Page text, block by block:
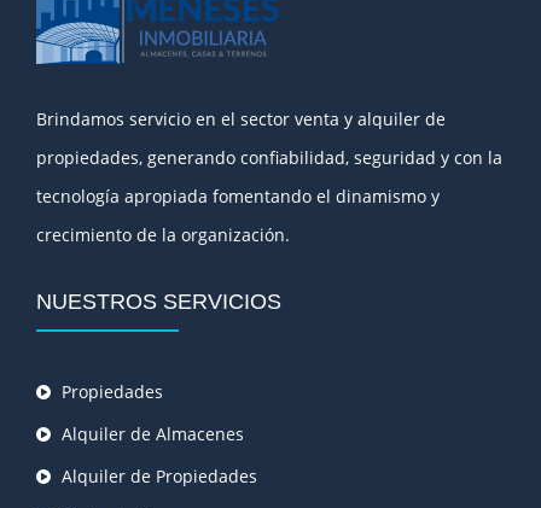
Brindamos servicio en el sector venta y alquiler de
propiedades, generando confiabilidad, seguridad y con la
tecnología apropiada fomentando el dinamismo y
crecimiento de la organización.
NUESTROS SERVICIOS
Propiedades
Alquiler de Almacenes
Alquiler de Propiedades